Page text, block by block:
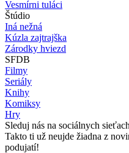
Vesmírni tuláci
Štúdio
Iná nežná
Kúzla zajtrajška
Zárodky hviezd
SFDB
Filmy
Seriály
Knihy
Komiksy
Hry
Sleduj nás na sociálnych sieťach
Takto ti už neujde žiadna z
podujatí!